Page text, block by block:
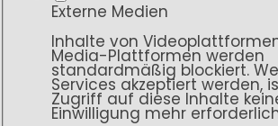
Externe Medien
Inhalte von
Media-Plattformen werden
standardmäßig blockiert.
Services akzeptiert werden,
Zugriff auf diese Inhalte
Einwilligung mehr